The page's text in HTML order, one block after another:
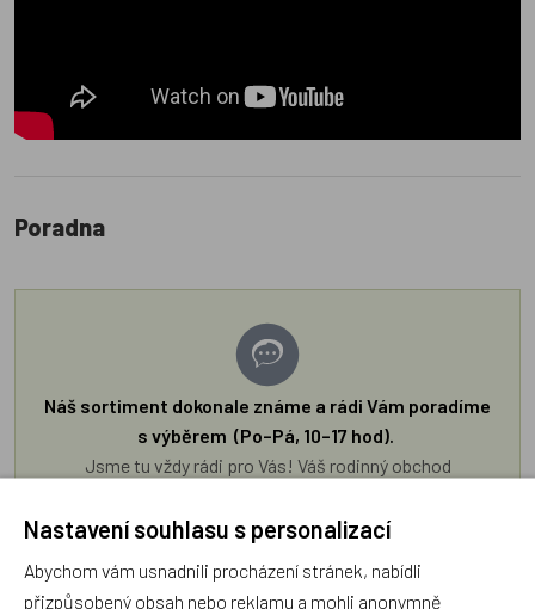
Poradna
Náš sortiment dokonale známe a rádi Vám poradíme
s výběrem (Po–Pá, 10–17 hod).
Jsme tu vždy rádi pro Vás! Váš rodinný obchod
Položit dotaz
Nastavení souhlasu s personalizací
Abychom vám usnadnili procházení stránek, nabídli
přizpůsobený obsah nebo reklamu a mohli anonymně